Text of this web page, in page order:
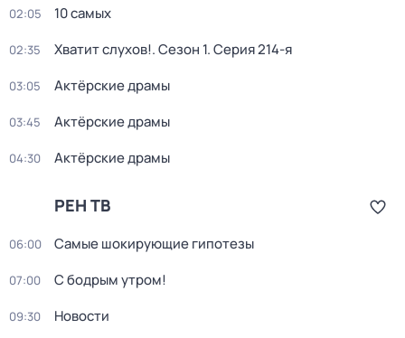
02:05 10 самых
02:35 Хватит слухов!. Сезон 1. Серия 214-я
03:05 Актёрские драмы
03:45 Актёрские драмы
04:30 Актёрские драмы
РЕН ТВ
06:00 Самые шoкиpующие гипотезы
07:00 С бодрым утром!
09:30 Новости